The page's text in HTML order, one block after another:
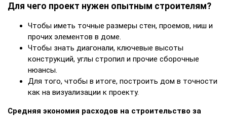
Для чего проект нужен опытным строителям?
Чтобы иметь точные размеры стен, проемов, ниш и
прочих элементов в доме.
Чтобы знать диагонали, ключевые высоты
конструкций, углы стропил и прочие сборочные
нюансы.
Для того, чтобы в итоге, построить дом в точности
как на визуализации к проекту.
Средняя экономия расходов на строительство за